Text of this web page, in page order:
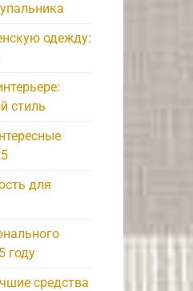
одежду:
стиль
для
году
средства